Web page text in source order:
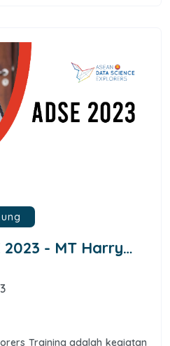
2023 - MT Harry
Training adalah kegiatan